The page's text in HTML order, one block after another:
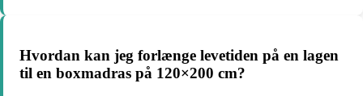
Hvordan kan jeg forlænge levetiden på en lagen
til en boxmadras på 120×200 cm?